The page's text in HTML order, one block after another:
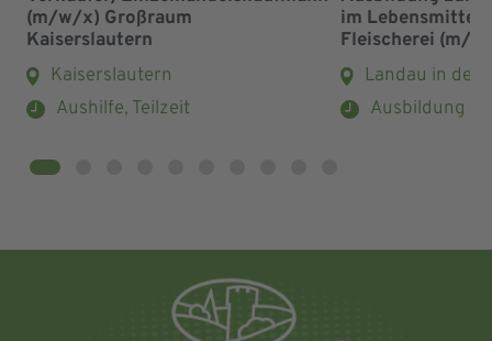
(m/w/x) Großraum
Kaiserslautern
Kaiserslautern
Aushilfe, Teilzeit
im
Fleischerei (m/
Landau in der
Ausbildung